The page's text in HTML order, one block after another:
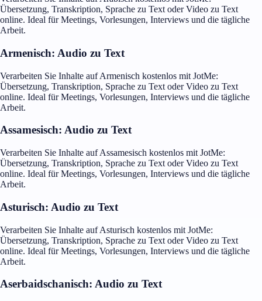
Übersetzung, Transkription, Sprache zu Text oder Video zu Text
online. Ideal für Meetings, Vorlesungen, Interviews und die tägliche
Arbeit.
Armenisch: Audio zu Text
Verarbeiten Sie Inhalte auf Armenisch kostenlos mit JotMe:
Übersetzung, Transkription, Sprache zu Text oder Video zu Text
online. Ideal für Meetings, Vorlesungen, Interviews und die tägliche
Arbeit.
Assamesisch: Audio zu Text
Verarbeiten Sie Inhalte auf Assamesisch kostenlos mit JotMe:
Übersetzung, Transkription, Sprache zu Text oder Video zu Text
online. Ideal für Meetings, Vorlesungen, Interviews und die tägliche
Arbeit.
Asturisch: Audio zu Text
Verarbeiten Sie Inhalte auf Asturisch kostenlos mit JotMe:
Übersetzung, Transkription, Sprache zu Text oder Video zu Text
online. Ideal für Meetings, Vorlesungen, Interviews und die tägliche
Arbeit.
Aserbaidschanisch: Audio zu Text